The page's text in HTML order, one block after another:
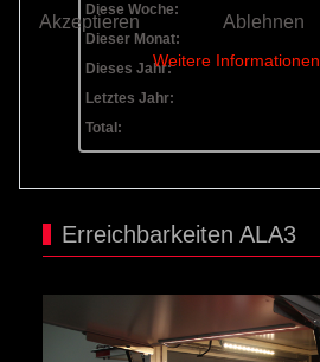
Diese Woche:
Dieser Monat:
Dieses Jahr:
Letztes Jahr:
Total:
Erreichbarkeiten ALA3
Akzeptieren Ablehnen
Weitere Informationen